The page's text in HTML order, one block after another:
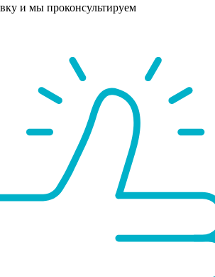
и мы проконсультируем